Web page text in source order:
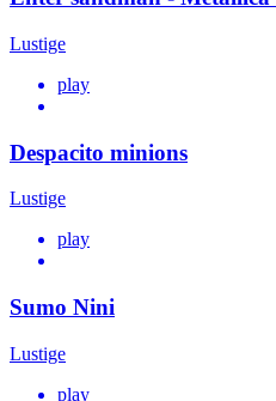
Lustige
play
Despacito minions
Lustige
play
Sumo Nini
Lustige
play